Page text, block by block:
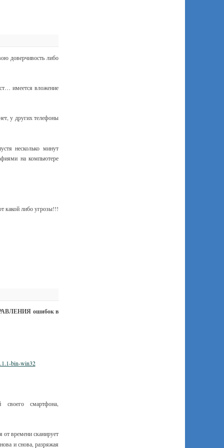
доверчивость либо
имеется вложение
у других телефоны
несколько минут
на компьютере
какой либо угрозы!!!
ошибок в
bin-win32
смартфона,
времени сканирует
и снова, разряжая